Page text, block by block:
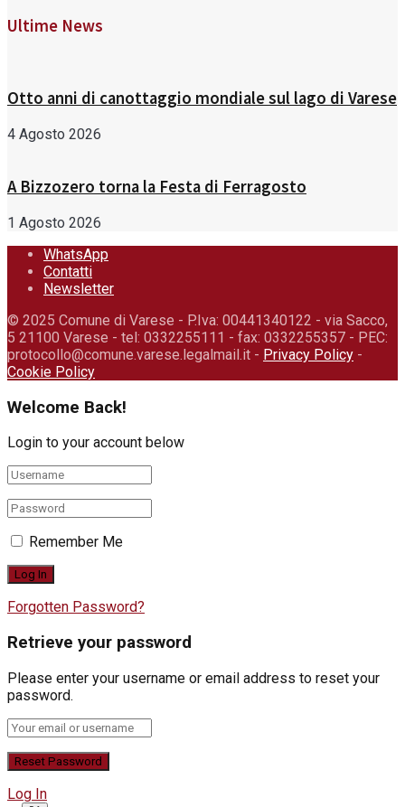
Ultime News
Otto anni di canottaggio mondiale sul lago di Varese
4 Agosto 2026
A Bizzozero torna la Festa di Ferragosto
1 Agosto 2026
WhatsApp
Contatti
Newsletter
© 2025 Comune di Varese - P.Iva: 00441340122 - via Sacco,
5 21100 Varese - tel: 0332255111 - fax: 0332255357 - PEC:
protocollo@comune.varese.legalmail.it - Privacy Policy -
Cookie Policy
Welcome Back!
Login to your account below
Remember Me
Forgotten Password?
Retrieve your password
Please enter your username or email address to reset your
password.
Log In